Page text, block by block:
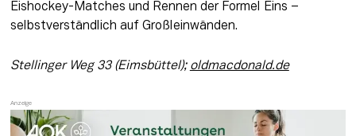
Eishockey-Matches und Rennen der Formel Eins –
selbstverständlich auf Großleinwänden.
Stellinger Weg 33 (Eimsbüttel); oldmacdonald.de